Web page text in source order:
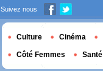
Suivez nous
Culture Cinéma
Côté Femmes Santé